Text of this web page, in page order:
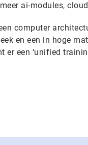
ai-modules,
computer
en een in hoge
een ‘unified